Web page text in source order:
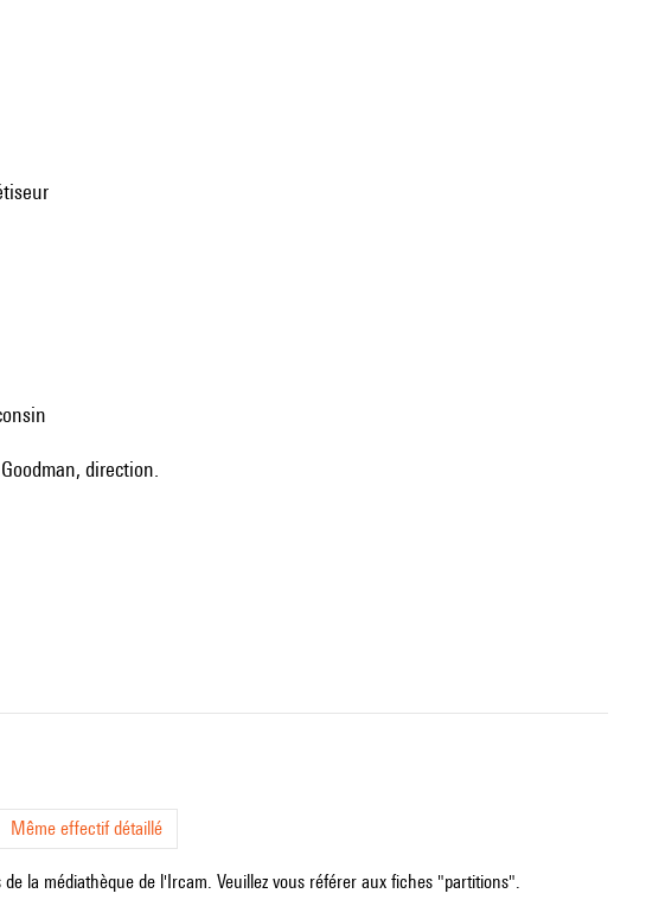
direction.
Même effectif détaillé
la médiathèque de l'Ircam. Veuillez vous référer aux fiches "partitions".